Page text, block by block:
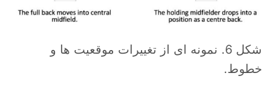
شکل 6. نمونه ای از تغییرات موقعیت ها و
خطوط.